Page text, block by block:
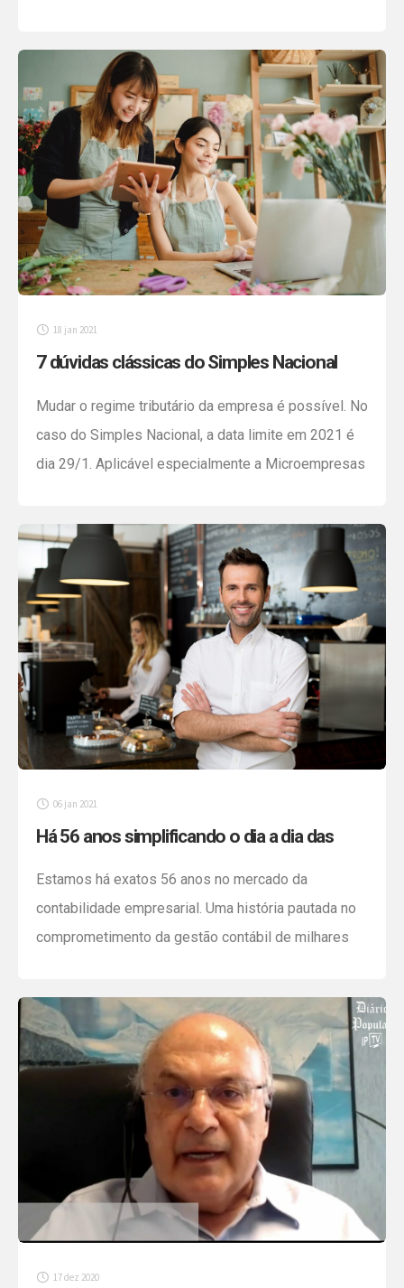
Nacional: limites e prazo para adesão em 2021
Empresa com receita anual de até 4,8 milhões pode
aderir ao Simples Nacional até dia 29 de janeiro. O
[…]
18 jan 2021
7 dúvidas clássicas do Simples Nacional
Mudar o regime tributário da empresa é possível. No
caso do Simples Nacional, a data limite em 2021 é
dia 29/1. Aplicável especialmente a Microempresas
principal vantagem do regime é a facilidade de
pagar oito impostos, em uma única guia mensal.
Para quem não sabe, o Simples Nacional […]
06 jan 2021
Há 56 anos simplificando o dia a dia das
Estamos há exatos 56 anos no mercado da
contabilidade empresarial. Uma história pautada no
comprometimento da gestão contábil de milhares
impecável, reconhecida por nossos clientes,
parceiros e pelo mercado. Uma atuação que exige
de nossa equipe amplo conhecimento para atender
às especificidades de cada segmento. Segmentos
diversificados Na […]
17 dez 2020